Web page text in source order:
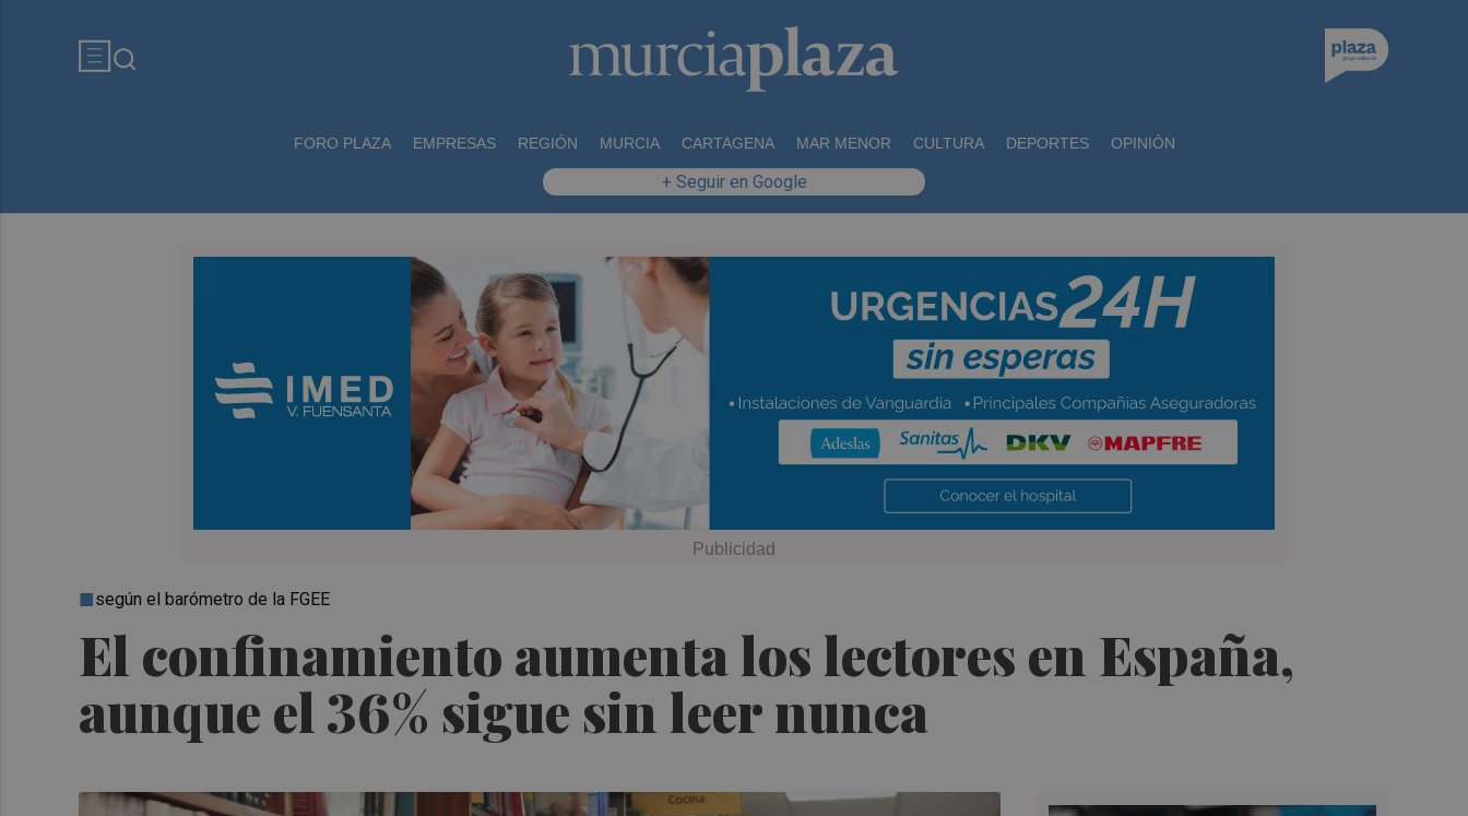
FORO PLAZA EMPRESAS REGIÓN MURCIA CARTAGENA MAR MENOR CULTURA DEPORTES OPINIÓN
+ Seguir en Google
El confinamiento aumenta los lectores en España,
aunque el 36% sigue sin leer nunca
según el barómetro de la FGEE